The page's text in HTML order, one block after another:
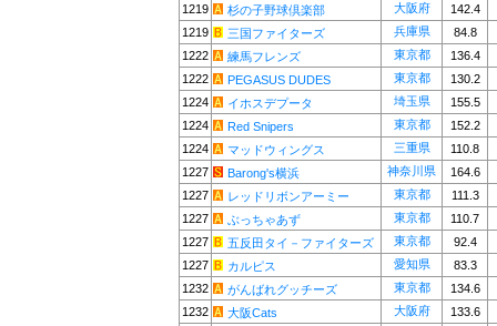
1219
杉の子野球倶楽部 大阪府
142.4
1219
三国ファイターズ 兵庫県
84.8
1222
練馬フレンズ 東京都
136.4
1222
PEGASUS DUDES 東京都
130.2
1224
イホスデプータ 埼玉県
155.5
1224
Red Snipers 東京都
152.2
1224
マッドウィングス 三重県
110.8
1227
Barong's横浜 神奈川県
164.6
1227
レッドリボンアーミー 東京都
111.3
1227
ぶっちゃあず 東京都
110.7
1227
五反田タイ－ファイターズ 東京都
92.4
1227
カルピス 愛知県
83.3
1232
がんばれグッチーズ 東京都
134.6
1232
大阪Cats 大阪府
133.6